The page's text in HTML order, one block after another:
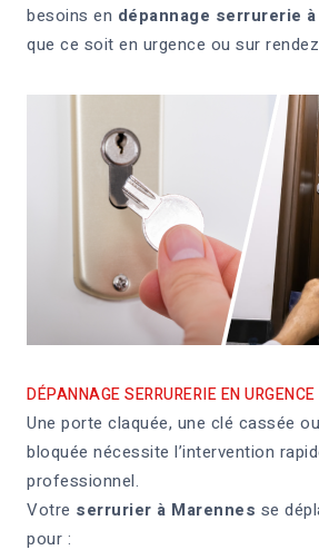
besoins en dépannage serrurerie
que ce soit en urgence ou sur
DÉPANNAGE SERRURERIE EN
Une porte claquée, une clé cassée
bloquée nécessite l’intervention
professionnel.
Votre serrurier à Marennes se
pour :